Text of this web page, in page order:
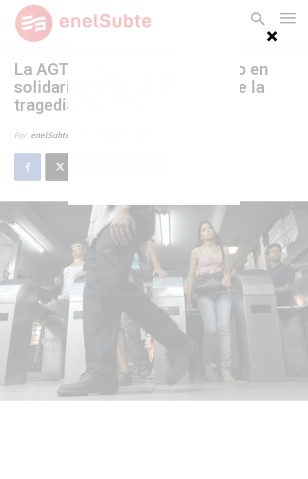
La AGTSyP emitió comunicado en
solidaridad con las víctimas de la
tragedia de Once
Por enelSubte